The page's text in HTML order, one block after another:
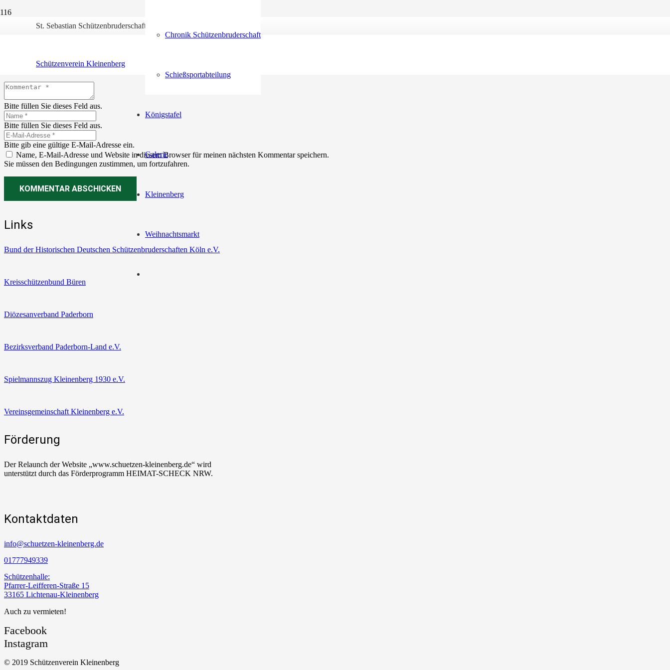
St. Sebastian Schützenbruderschaft Kleinenberg 1552 e.V.
Schützenverein Kleinenberg
Chronik Schützenbruderschaft
Schießsportabteilung
Königstafel
Galerie
Kleinenberg
Weihnachtsmarkt
Schreibe einen Kommentar
Deine E-Mail-Adresse wird nicht veröffentlicht.
Bitte füllen Sie dieses Feld aus.
Bitte füllen Sie dieses Feld aus.
Bitte gib eine gültige E-Mail-Adresse ein.
Name, E-Mail-Adresse und Website in diesem Browser für meinen nächsten Kommentar speichern.
Sie müssen den Bedingungen zustimmen, um fortzufahren.
KOMMENTAR ABSCHICKEN
Links
Bund der Historischen Deutschen Schützenbruderschaften Köln e.V.
Kreisschützenbund Büren
Diözesanverband Paderborn
Bezirksverband Paderborn-Land e.V.
Spielmannszug Kleinenberg 1930 e.V.
Vereinsgemeinschaft Kleinenberg e.V.
Förderung
Der Relaunch der Website „www.schuetzen-kleinenberg.de“ wird
unterstützt durch das Förderprogramm HEIMAT-SCHECK NRW.
Kontaktdaten
info@schuetzen-kleinenberg.de
01777949339
Schützenhalle:
Pfarrer-Leifferen-Straße 15
33165 Lichtenau-Kleinenberg
Auch zu vermieten!
Facebook
Instagram
© 2019 Schützenverein Kleinenberg